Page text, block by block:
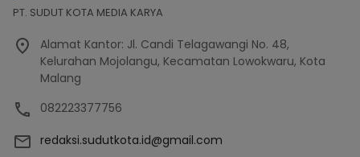
PT. SUDUT KOTA MEDIA KARYA
Alamat Kantor: Jl. Candi Telagawangi No. 48,
Kelurahan Mojolangu, Kecamatan Lowokwaru, Kota
Malang
082223377756
redaksi.sudutkota.id@gmail.com